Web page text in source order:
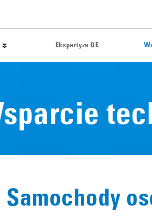
Ekspertyza OE
Samochody